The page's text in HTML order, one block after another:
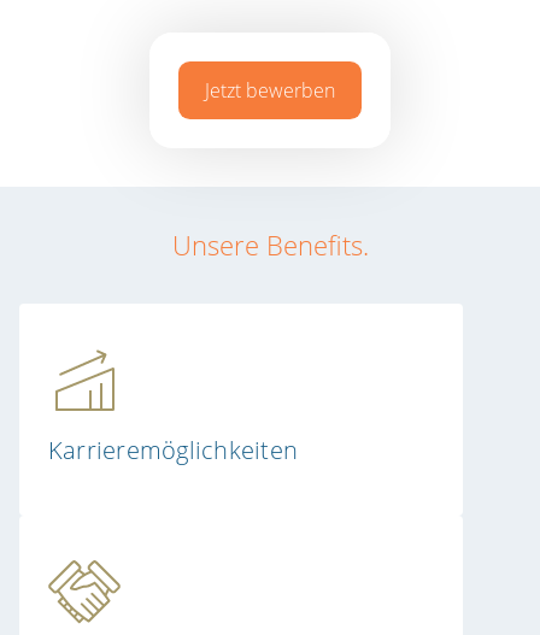
Jetzt bewerben
Unsere Benefits.
Karrieremöglichkeiten